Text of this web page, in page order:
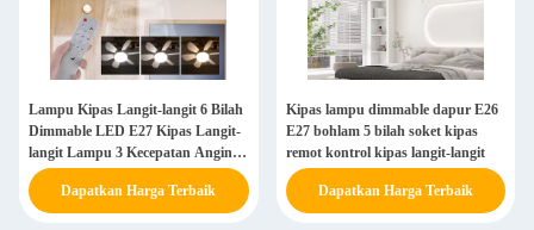
Lampu Kipas Langit-langit 6 Bilah
Dimmable LED E27 Kipas Langit-
langit Lampu 3 Kecepatan Angin
Remote Control Kipas langit-langit
modern dengan led lig
Dapatkan Harga Terbaik
Kipas lampu dimmable dapur E26
E27 bohlam 5 bilah soket kipas
remot kontrol kipas langit-langit
Dapatkan Harga Terbaik